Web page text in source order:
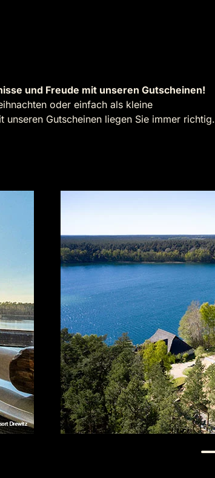
und Freude mit unseren Gutscheinen!
oder einfach als kleine
Gutscheinen liegen Sie immer richtig.